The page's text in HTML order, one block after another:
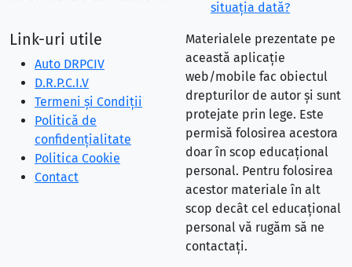
situaţia dată?
Link-uri utile
Auto DRPCIV
D.R.P.C.I.V
Termeni și Condiții
Politică de
confidențialitate
Politica Cookie
Contact
Materialele prezentate pe
această aplicație
web/mobile fac obiectul
drepturilor de autor și sunt
protejate prin lege. Este
permisă folosirea acestora
doar în scop educațional
personal. Pentru folosirea
acestor materiale în alt
scop decât cel educațional
personal vă rugăm să ne
contactați.